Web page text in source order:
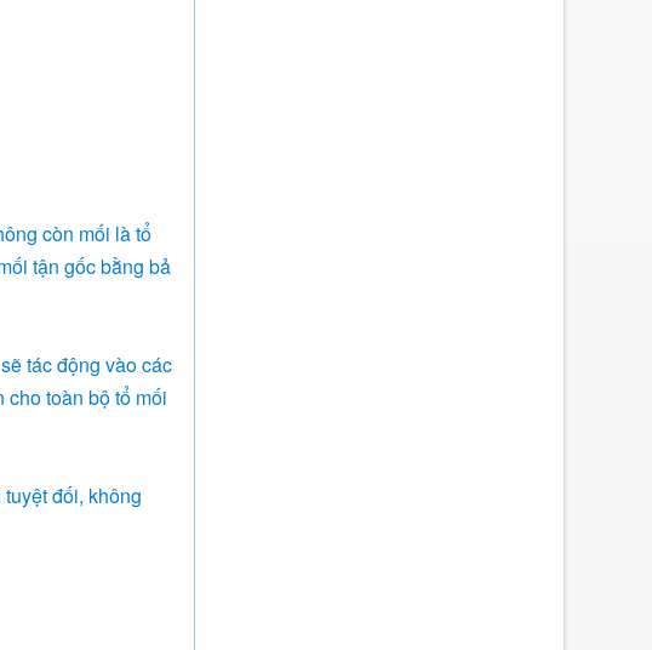
còn mối là tổ
tận gốc bằng bả
tác động vào các
toàn bộ tổ mối
đối, không